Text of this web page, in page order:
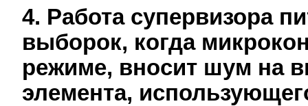
4. Работа супервизора
выборок, когда
режиме, вносит шум на
элемента,